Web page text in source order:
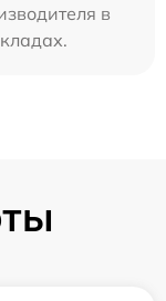
в